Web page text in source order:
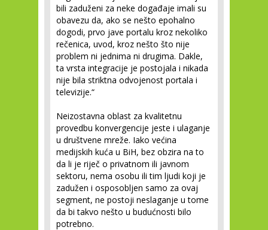
bili zaduženi za neke događaje imali su
obavezu da, ako se nešto epohalno
dogodi, prvo jave portalu kroz nekoliko
rečenica, uvod, kroz nešto što nije
problem ni jednima ni drugima. Dakle,
ta vrsta integracije je postojala i nikada
nije bila striktna odvojenost portala i
televizije.“
Neizostavna oblast za kvalitetnu
provedbu konvergencije jeste i ulaganje
u društvene mreže. Iako većina
medijskih kuća u BiH, bez obzira na to
da li je riječ o privatnom ili javnom
sektoru, nema osobu ili tim ljudi koji je
zadužen i osposobljen samo za ovaj
segment, ne postoji neslaganje u tome
da bi takvo nešto u budućnosti bilo
potrebno.